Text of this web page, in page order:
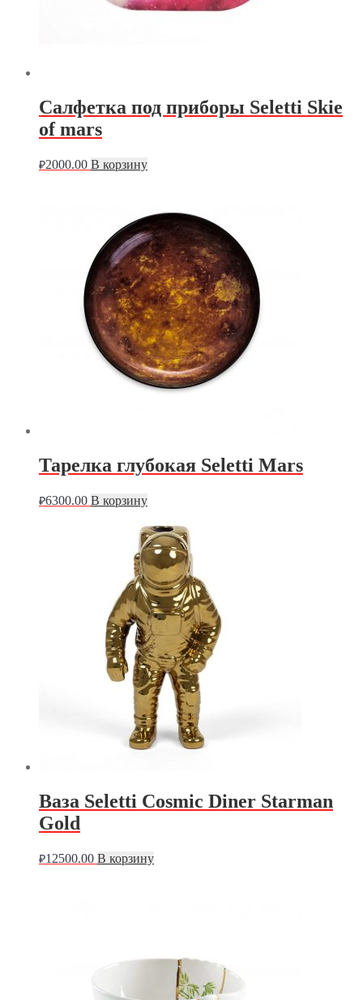
Салфетка под приборы Seletti Skie
of mars
₽2000.00 В корзину
Тарелка глубокая Seletti Mars
₽6300.00 В корзину
Ваза Seletti Cosmic Diner Starman
Gold
₽12500.00 В корзину